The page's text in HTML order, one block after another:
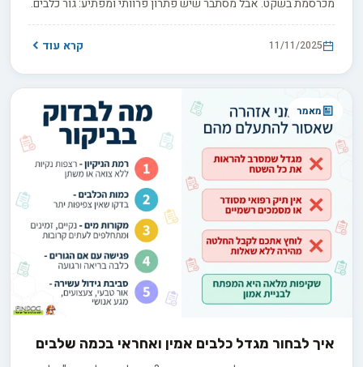
נחקור כיצד החברות, המגע הפיזי וההשפעות הפסיכולוגיות שלהם
ממלאים את הריק ומפחיתים מתח אמיתי.
11/11/2025 קרא עוד
מאמר
איך לבחור מגדל כלבים אמין ואחראי בכמה שלבים